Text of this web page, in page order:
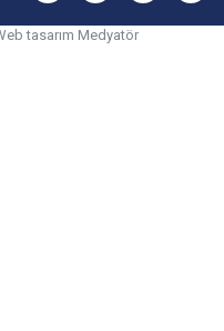
tasarım Medyatör